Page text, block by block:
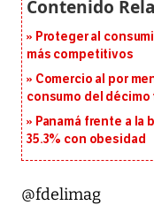
Proteger al
más competitivos
Comercio al por
consumo del décimo
Panamá frente a la
35.3% con obesidad
@fdelimag